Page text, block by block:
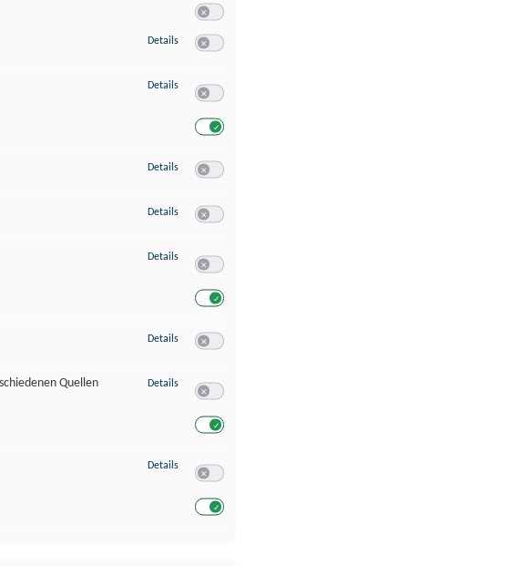
Details zu Speichern von oder Zugriff auf Informationen auf einem Endgerät
Details zu Verwendung reduzierter Daten zur Auswahl von Werbeanzeigen
Details zu Erstellung von Profilen für personalisierte Werbung
Details zu Verwendung von Profilen zur Auswahl personalisierter Werbung
Details zu Messung der Werbeleistung
Details zu Messung der Performance von Inhalten
Quellen
Details zu Analyse von Zielgruppen durch Statistiken oder Kombinationen von
Details zu Entwicklung und Verbesserung der Angebote